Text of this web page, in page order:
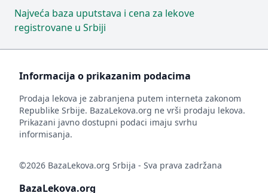
Najveća baza uputstava i cena za lekove
registrovane u Srbiji
Informacija o prikazanim podacima
Prodaja lekova je zabranjena putem interneta zakonom
Republike Srbije. BazaLekova.org ne vrši prodaju lekova.
Prikazani javno dostupni podaci imaju svrhu
informisanja.
©2026 BazaLekova.org Srbija - Sva prava zadržana
BazaLekova.org